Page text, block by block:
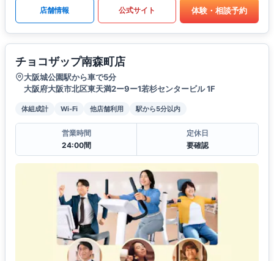
店舗情報 公式サイト 体験・相談予約
チョコザップ南森町店
大阪城公園駅から車で5分
大阪府大阪市北区東天満2ー9ー1若杉センタービル 1F
体組成計 Wi-Fi 他店舗利用 駅から5分以内
営業時間
24:00間
定休日
要確認